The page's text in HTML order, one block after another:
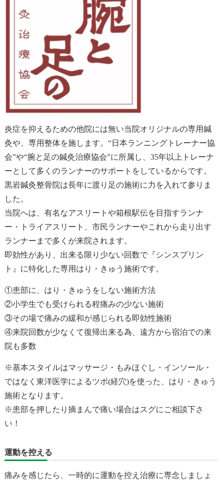
炎症を抑えるための他院には無い当院オリジナルの専用鍼
灸や、専用整体を施します。“日本ランニングトレーナー協
会”や“腕と足の鍼灸治療協会”に所属し、35年以上トレーナ
ーとして多くのランナーのサポートをしているからです。
黒岩鍼灸整骨院は長年に渡り足の施術に力を入れて参りま
した。
当院へは、有名なアスリートや箱根駅伝を目指すランナ
ー・トライアスリート、市民ランナーやこれから走り出す
ランナーまで多くが来院されます。
即効性があり、出来る限り少ない回数で『シンスプリン
ト』に特化した専用はり・きゅう施術です。
①患部に、はり・きゅうをしない施術方法
②小学生でも受けられる程痛みの少ない施術
③その場で痛みの緩和が感じられる即効性施術
④来院回数が少なくて復帰出来る為、遠方から宿泊での来
院も多数
※基本スタイルはマッサージ・もみほぐし・インソール・
ではなく東洋医学によるツボ(経穴)を使った、はり・きゅう
施術となります。
※患部を押したり摘まんで痛い場合はスグにご相談下さ
い！
運動を控える
痛みを感じたら、一時的に運動を控え治療に専念しましょ